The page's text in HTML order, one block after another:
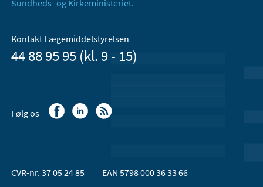
Sundheds- og Kirkeministeriet.
Kontakt Lægemiddelstyrelsen
44 88 95 95 (kl. 9 - 15)
Følg os
CVR-nr. 37 05 24 85 EAN 5798 000 36 33 66